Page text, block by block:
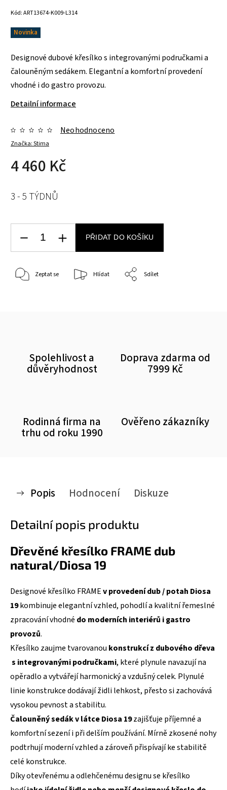
Kód:ART13674-K009-L314
Novinka
Designové dubové křesílko s integrovanými područkami a
čalouněným sedákem. Elegantní a komfortní provedení
vhodné i do gastro provozu.
Detailní informace
Značka:Stima
Neohodnoceno
4 460 Kč
3 - 5 TÝDNŮ
PŘIDAT DO KOŠÍKU
Zeptat se Hlídat Sdílet
Spolehlivost a
důvěryhodnost
Doprava zdarma od
7999 Kč
Rodinná firma na
trhu od roku 1990
Ověřeno zákazníky
Popis Hodnocení Diskuze
Detailní popis produktu
Dřevěné křesílko FRAME dub
natural/Diosa 19
Designové křesílko FRAMEv provedení dub / potah Diosa
19kombinuje elegantní vzhled, pohodlí a kvalitní řemeslné
zpracování vhodné do moderních interiérů i gastro
provozů.
Křesílko zaujme tvarovanou konstrukcí z dubového dřeva
s integrovanými područkami, které plynule navazují na
opěradlo a vytvářejí harmonický a vzdušný celek. Plynulé
linie konstrukce dodávají židli lehkost, přesto si zachovává
vysokou pevnost a stabilitu.
Čalouněný sedák v látce Diosa 19zajišťuje příjemné a
komfortní sezení i při delším používání. Mírně zkosené nohy
podtrhují moderní vzhled a zároveň přispívají ke stabilitě
celé konstrukce.
Díky otevřenému a odlehčenému designu se křesílko